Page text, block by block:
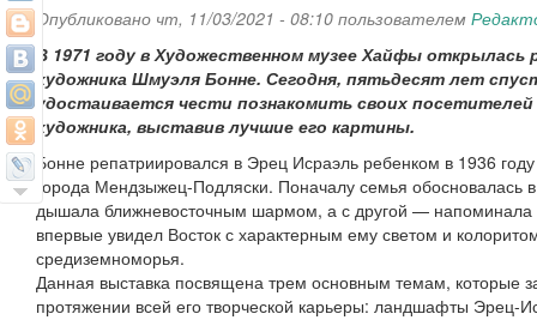
Опубликовано чт, 11/03/2021 - 08:10 пользователем
В 1971 году в Художественном музее Хайфы
художника Шмуэля Бонне. Сегодня, пятьдесят лет
удостаивается чести познакомить своих
художника, выставив лучшие его картины.
Бонне репатриировался в Эрец Исраэль ребенком в 1936
города Мендзыжец-Подляски. Поначалу семья обосновалась
дышала ближневосточным шармом, а с другой — напоминала
впервые увидел Восток с характерным ему светом и
средиземноморья.
Данная выставка посвящена трем основным темам, которые
протяжении всей его творческой карьеры: ландшафты Эрец-